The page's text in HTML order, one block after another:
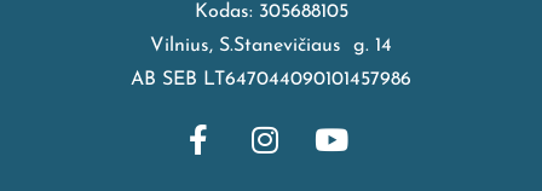
Kodas: 305688105
Vilnius, S.Stanevičiaus g. 14
AB SEB LT647044090101457986